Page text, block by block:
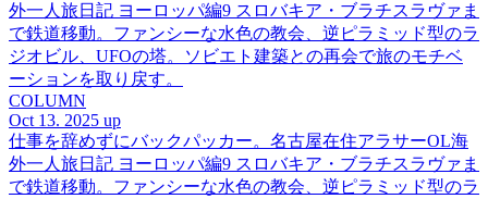
外一人旅日記 ヨーロッパ編9 スロバキア・ブラチスラヴァま
で鉄道移動。ファンシーな水色の教会、逆ピラミッド型のラ
ジオビル、UFOの塔。ソビエト建築との再会で旅のモチベ
ーションを取り戻す。
COLUMN
Oct 13. 2025 up
仕事を辞めずにバックパッカー。名古屋在住アラサーOL海
外一人旅日記 ヨーロッパ編9 スロバキア・ブラチスラヴァま
で鉄道移動。ファンシーな水色の教会、逆ピラミッド型のラ